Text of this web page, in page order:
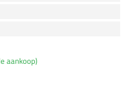
aankoop)